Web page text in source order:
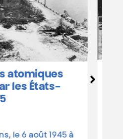
:
en Belgique
bombardements